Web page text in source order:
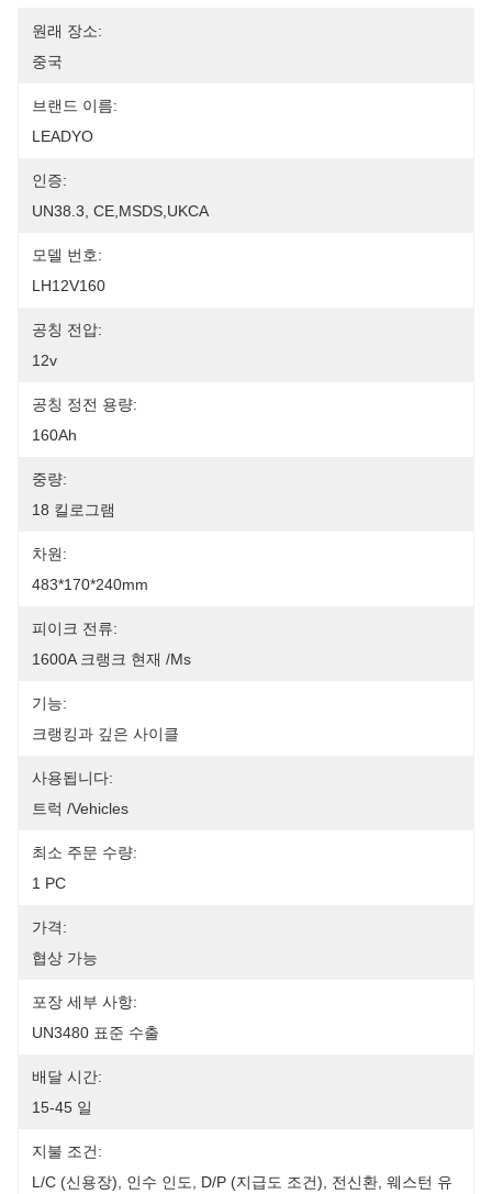
원래 장소:
중국
브랜드 이름:
LEADYO
인증:
UN38.3, CE,MSDS,UKCA
모델 번호:
LH12V160
공칭 전압:
12v
공칭 정전 용량:
160Ah
중량:
18 킬로그램
차원:
483*170*240mm
피이크 전류:
1600A 크랭크 현재 /ms
기능:
크랭킹과 깊은 사이클
사용됩니다:
트럭 /vehicles
최소 주문 수량:
1 PC
가격:
협상 가능
포장 세부 사항:
UN3480 표준 수출
배달 시간:
15-45 일
지불 조건:
L/C (신용장), 인수 인도, D/P (지급도 조건), 전신환, 웨스턴 유